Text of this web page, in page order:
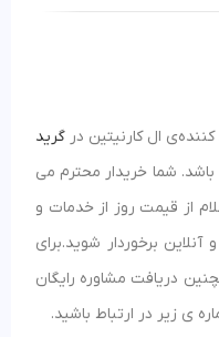
ال کارنیتین در گرید
کیلویی می باشد. شما خریدار محترم می
از قیمت روز از خدمات و
برخوردار شوید.برای
دریافت مشاوره رایگان
ی زیر در ارتباط باشید.